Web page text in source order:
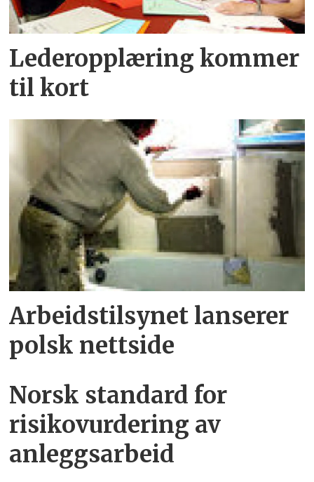
Lederopplæring kommer
til kort
Arbeidstilsynet lanserer
polsk nettside
Norsk standard for
risikovurdering av
anleggsarbeid